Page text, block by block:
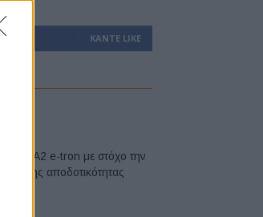
ΚΆΝΤΕ LIKE
Audi A2 e-tron με στόχο την
της αποδοτικότητας